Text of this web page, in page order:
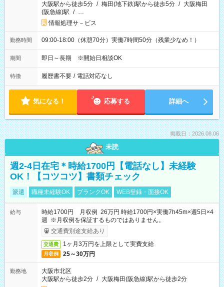
大阪駅から徒歩5分 / 梅田(地下鉄)駅から徒歩5分 / 大阪梅田
(阪急線)駅 / …
情報処理サ－ビス
勤務時間 09:00-18:00（休憩70分）実働7時間50分（残業少なめ！）
期間 即日～長期 ※開始日相談OK
特徴 履歴書不要 / 電話対応なし
気になる！ 応募する 詳細へ
掲載日：2026.08.06
未読
週2-4日在宅＊時給1700円【電話なし】未経験
OK！【コツコツ】書類チェック
派遣 職種未経験OK ブランクOK WEB登録・面接OK
給与
時給1700円 月収例 26万円 時給1700円×実働7h45m×週5日×4
週 ※月収例を保証するものではありません。
交通費別途支給あり
交通費 1ヶ月3万円を上限として実費支給
月収例 25～30万円
勤務地
大阪市北区
大阪駅から徒歩2分 / 大阪梅田(阪急線)駅から徒歩2分